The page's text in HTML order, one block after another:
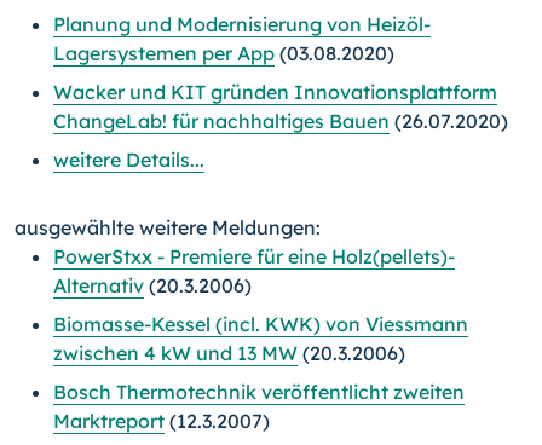
Planung und Modernisierung von Heizöl-
Lagersystemen per App (03.08.2020)
Wacker und KIT gründen Innovationsplattform
ChangeLab! für nachhaltiges Bauen (26.07.2020)
weitere Details...
ausgewählte weitere Meldungen:
PowerStxx - Premiere für eine Holz(pellets)-
Alternativ (20.3.2006)
Biomasse-Kessel (incl. KWK) von Viessmann
zwischen 4 kW und 13 MW (20.3.2006)
Bosch Thermotechnik veröffentlicht zweiten
Marktreport (12.3.2007)